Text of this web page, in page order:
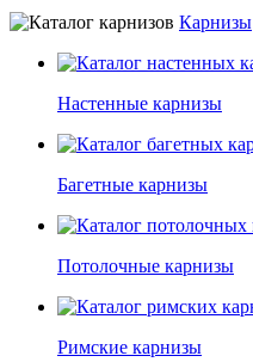
Карнизы
Настенные карнизы
Багетные карнизы
Потолочные карнизы
Римские карнизы